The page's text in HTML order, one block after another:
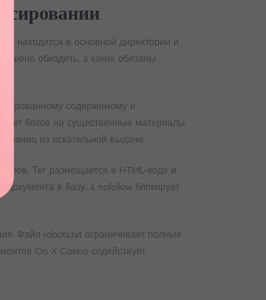
находится в основной директории и
обходить, а какие обязаны
содержимому и
ботов на существенные материалы.
из искательной выдачи.
Тег размещается в HTML-коде и
в базу, а nofollow блокирует
Файл robots.txt ограничивает полные
On X Casino содействует